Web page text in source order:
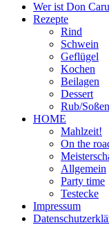
Wer ist Don
Rezepte
Rind
Schwein
Geflügel
Kochen
Beilagen
Dessert
Rub/
HOME
Mahlzeit!
On the
Allgemein
Party time
Testecke
Impressum